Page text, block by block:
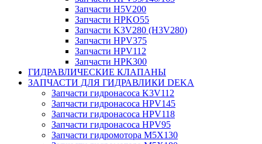
Запчасти H5V200
Запчасти HPKO55
Запчасти K3V280 (H3V280)
Запчасти HPV375
Запчасти HPV112
Запчасти HPK300
ГИДРАВЛИЧЕСКИЕ КЛАПАНЫ
ЗАПЧАСТИ ДЛЯ ГИДРАВЛИКИ DEKA
Запчасти гидронасоса K3V112
Запчасти гидронасоса HPV145
Запчасти гидронасоса HPV118
Запчасти гидронасоса HPV95
Запчасти гидромотора M5X130